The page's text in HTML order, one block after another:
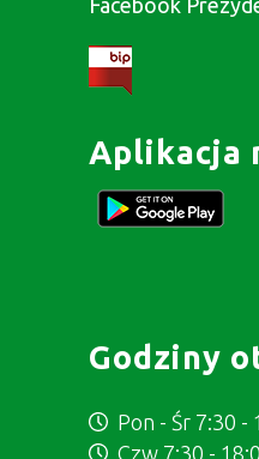
Facebook
Aplikacja
Godziny
Pon - Śr 7:30 -
Czw 7:30 -